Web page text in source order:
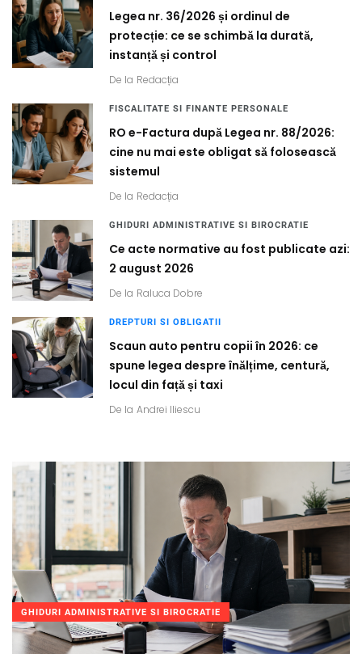
Legea nr. 36/2026 și ordinul de
protecție: ce se schimbă la durată,
instanță și control
De la Redacția
FISCALITATE SI FINANTE PERSONALE
RO e-Factura după Legea nr. 88/2026:
cine nu mai este obligat să folosească
sistemul
De la Redacția
GHIDURI ADMINISTRATIVE SI BIROCRATIE
Ce acte normative au fost publicate azi:
2 august 2026
De la Raluca Dobre
DREPTURI SI OBLIGATII
Scaun auto pentru copii în 2026: ce
spune legea despre înălțime, centură,
locul din față și taxi
De la Andrei Iliescu
GHIDURI ADMINISTRATIVE SI BIROCRATIE